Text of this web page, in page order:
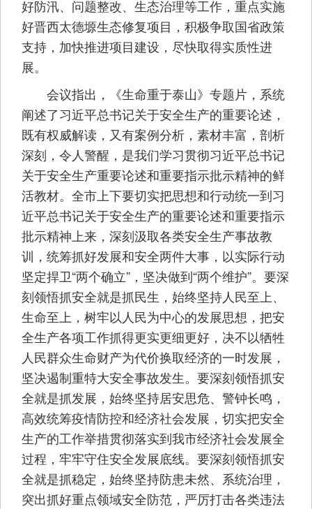
好防汛、问题整改、生态治理等工作，重点实施
好晋西太德塬生态修复项目，积极争取国省政策
支持，加快推进项目建设，尽快取得实质性进
展。
会议指出，《生命重于泰山》专题片，系统
阐述了习近平总书记关于安全生产的重要论述，
既有权威解读，又有案例分析，素材丰富，剖析
深刻，令人警醒，是我们学习贯彻习近平总书记
关于安全生产重要论述和重要指示批示精神的鲜
活教材。全市上下要切实把思想和行动统一到习
近平总书记关于安全生产的重要论述和重要指示
批示精神上来，深刻汲取各类安全生产事故教
训，统筹抓好发展和安全两件大事，以实际行动
坚定捍卫“两个确立”，坚决做到“两个维护”。要深
刻领悟抓安全就是抓民生，始终坚持人民至上、
生命至上，树牢以人民为中心的发展思想，把安
全生产各项工作抓得更实更细更好，决不以牺牲
人民群众生命财产为代价换取经济的一时发展，
坚决遏制重特大安全事故发生。要深刻领悟抓安
全就是抓发展，始终坚持居安思危、警钟长鸣，
高效统筹疫情防控和经济社会发展，切实把安全
生产的工作举措贯彻落实到我市经济社会发展全
过程，牢牢守住安全发展底线。要深刻领悟抓安
全就是抓稳定，始终坚持防患未然、系统治理，
突出抓好重点领域安全防范，严厉打击各类违法